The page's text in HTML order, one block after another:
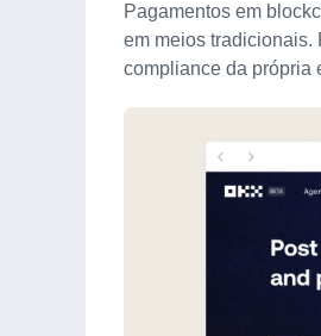
Pagamentos em
em meios tradicionais.
compliance da própria